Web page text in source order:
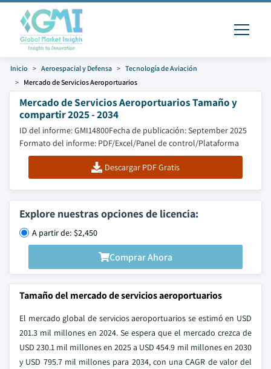
Inicio Aeroespacial y Defensa
Tecnología de Aviación
Mercado de Servicios Aeroportuarios
Mercado de Servicios Aeroportuarios Tamaño y
compartir 2025 - 2034
ID del informe: GMI14800Fecha de publicación: September 2025
Formato del informe: PDF/Excel/Panel de control/Plataforma
Descargar PDF Gratis
Explore nuestras opciones de licencia:
A partir de: $2,450
Comprar Ahora
Tamaño del mercado de servicios aeroportuarios
El mercado global de servicios aeroportuarios se estimó en USD
201.3 mil millones en 2024. Se espera que el mercado crezca de
USD 230.1 mil millones en 2025 a USD 454.9 mil millones en 2030
y USD 795.7 mil millones para 2034, con una CAGR de valor del